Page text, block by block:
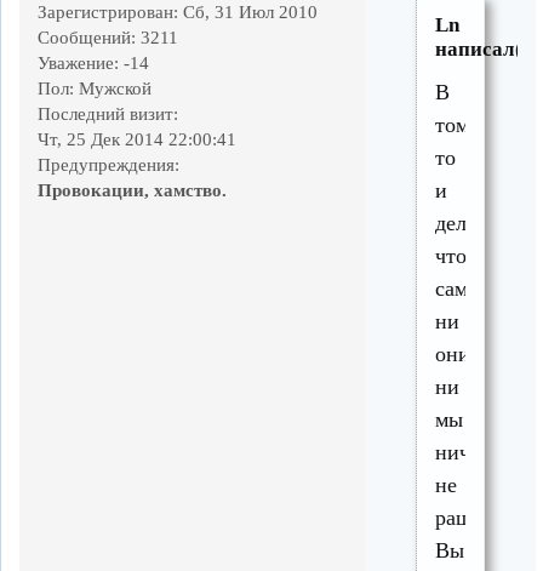
Зарегистрирован: Сб, 31 Июл 2010
Сообщений: 3211
Уважение: -14
Пол: Мужской
Последний визит:
Чт, 25 Дек 2014 22:00:41
Предупреждения:
Провокации, хамство.
Ln
В
том
то
и
дело,
что
сами
ни
они,
ни
мы
ничего
не
рашаем.
Вы